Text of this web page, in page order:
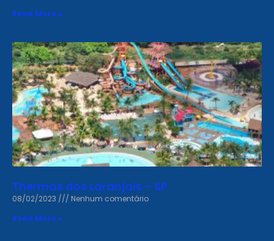
Read More »
Thermas dos Laranjais – SP
08/02/2023
Nenhum comentário
Read More »